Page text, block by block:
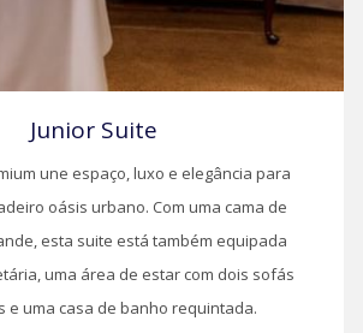
Junior Suite
une espaço, luxo e elegância para
oásis urbano. Com uma cama de
esta suite está também equipada
uma área de estar com dois sofás
e uma casa de banho requintada.